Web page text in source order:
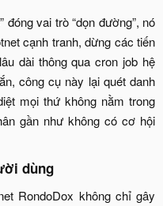
vai trò “dọn đường”, nó
cạnh tranh, dừng các tiến
dài thông qua cron job hệ
công cụ này lại quét danh
mọi thứ không nằm trong
gần như không có cơ hội
dùng​
RondoDox không chỉ gây